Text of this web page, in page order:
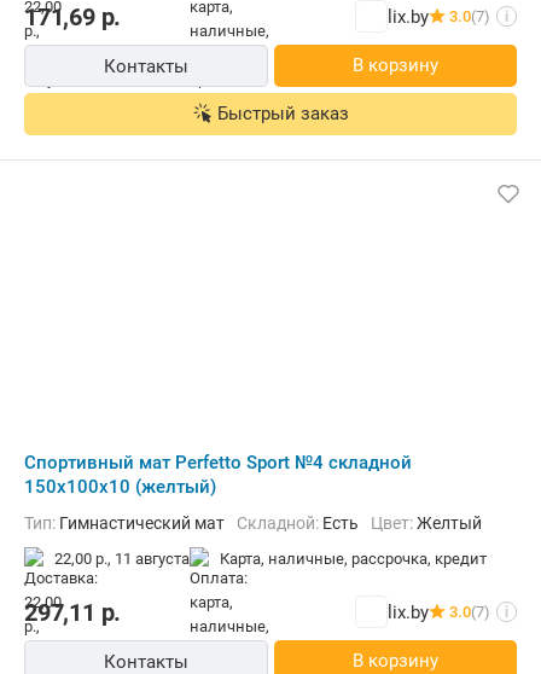
171,69р. lix.by 3.0(7) i
Контакты В корзину
Быстрый заказ
Cпортивный мат Perfetto Sport №4 складной
150x100x10 (желтый)
Тип: Гимнастический мат Складной: Есть Цвет:Желтый
22,00 р., 11 августа карта, наличные, рассрочка, кредит
297,11 р. lix.by 3.0(7) i
Контакты В корзину